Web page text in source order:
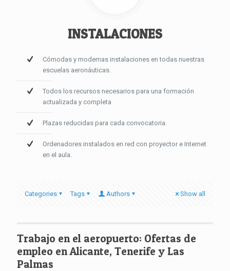
INSTALACIONES
Cómodas y modernas instalaciones en todas nuestras
escuelas aeronáuticas.
Todos los recursos necesarios para una formación
actualizada y completa
Plazas reducidas para cada convocatoria.
Ordenadores instalados en red con proyector e Internet
en el aula.
Categories Tags Authors Show all
Trabajo en el aeropuerto: Ofertas de
empleo en Alicante, Tenerife y Las
Palmas